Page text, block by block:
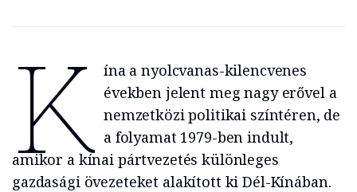
K
ína a nyolcvanas-kilencvenes
években jelent meg nagy erővel a
nemzetközi politikai színtéren, de
a folyamat 1979-ben indult,
amikor a kínai pártvezetés különleges
gazdasági övezeteket alakított ki Dél-Kínában.